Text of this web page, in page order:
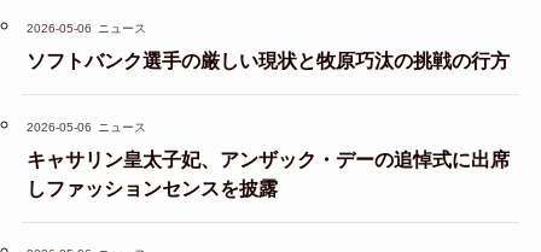
2026-05-06 ニュース
ソフトバンク選手の厳しい現状と牧原巧汰の挑戦の行方
2026-05-06 ニュース
キャサリン皇太子妃、アンザック・デーの追悼式に出席
しファッションセンスを披露